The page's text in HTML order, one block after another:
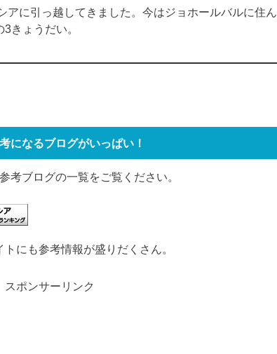
アに引っ越してきました。今はジョホールバルに住ん
きょうだい。
になるブログがいっぱい！
考ブログの一覧をご覧ください。
にも参考情報が盛りだくさん。
スポンサーリンク